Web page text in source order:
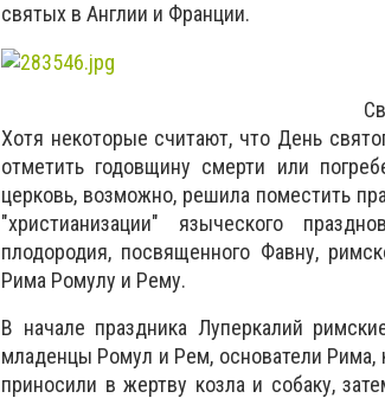
святых в Англии и Франции.
Хотя некоторые считают, что День
отметить годовщину смерти или
церковь, возможно, решила поместить
"христианизации" языческого
плодородия, посвященного Фавну,
Рима Ромулу и Рему.
В начале праздника Луперкалий
младенцы Ромул и Рем, основатели
приносили в жертву козла и собаку,